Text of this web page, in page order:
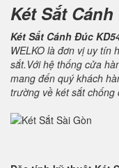
Két Sắt
Két Sắt Cánh Đúc
WELKO là đơn vị uy tín
sắt.Với hệ thống cửa
mang đến quý khách
trường về két sắt chống